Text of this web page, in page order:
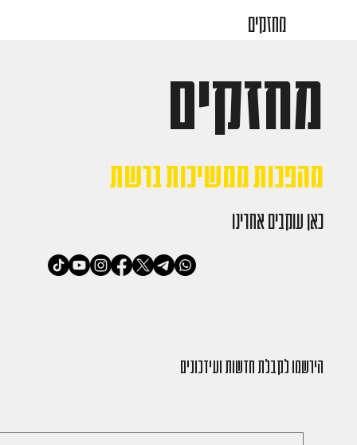
מחזקים
מחזקים
מהפכות ממשיכות ברשת
כאן עוקבים אחרינו
הירשמו לקבלת חדשות ועידכונים